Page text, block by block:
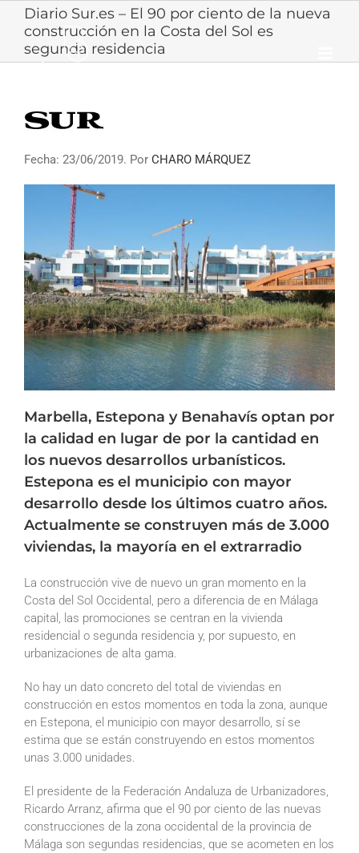
content
Diario Sur.es – El 90 por ciento de la nueva
construcción en la Costa del Sol es
segunda residencia
Fecha: 23/06/2019. Por CHARO MÁRQUEZ
Marbella, Estepona y Benahavís optan por
la calidad en lugar de por la cantidad en
los nuevos desarrollos urbanísticos.
Estepona es el municipio con mayor
desarrollo desde los últimos cuatro años.
Actualmente se construyen más de 3.000
viviendas, la mayoría en el extrarradio
La construcción vive de nuevo un gran momento en la
Costa del Sol Occidental, pero a diferencia de en Málaga
capital, las promociones se centran en la vivienda
residencial o segunda residencia y, por supuesto, en
urbanizaciones de alta gama.
No hay un dato concreto del total de viviendas en
construcción en estos momentos en toda la zona, aunque
en Estepona, el municipio con mayor desarrollo, sí se
estima que se están construyendo en estos momentos
unas 3.000 unidades.
El presidente de la Federación Andaluza de Urbanizadores,
Ricardo Arranz, afirma que el 90 por ciento de las nuevas
construcciones de la zona occidental de la provincia de
Málaga son segundas residencias, que se acometen en los